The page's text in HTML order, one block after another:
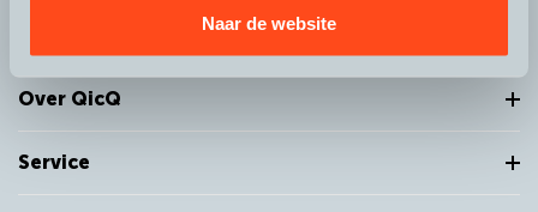
Naar de website
Over QicQ
Service